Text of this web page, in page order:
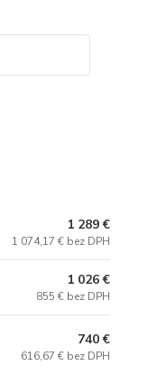
1 289 €
1 074,17 € bez DPH
1 026 €
855 € bez DPH
740 €
616,67 € bez DPH